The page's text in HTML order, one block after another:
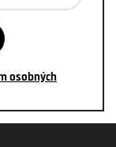
osobných